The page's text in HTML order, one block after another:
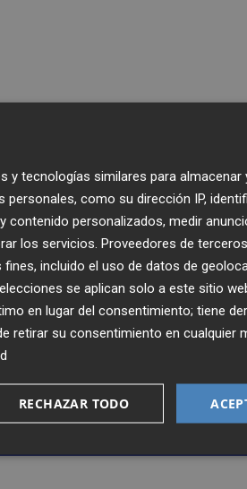
actualidad de
en tu correo
tecnologías similares para almacenar
como su dirección IP,
contenido personalizados, medir
los servicios. Proveedores de
incluido el uso de datos de
se aplican solo a este sitio
en lugar del consentimiento; tiene
retirar su consentimiento en cualquier
RECHAZAR TODO